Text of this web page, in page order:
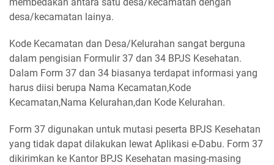
desa/kecamatan lainya.
Kode Kecamatan dan Desa/Kelurahan sangat berguna
dalam pengisian Formulir 37 dan 34 BPJS Kesehatan.
Dalam Form 37 dan 34 biasanya terdapat informasi yang
harus diisi berupa Nama Kecamatan,Kode
Kecamatan,Nama Kelurahan,dan Kode Kelurahan.
Form 37 digunakan untuk mutasi peserta BPJS Kesehatan
yang tidak dapat dilakukan lewat Aplikasi e-Dabu. Form 37
dikirimkan ke Kantor BPJS Kesehatan masing-masing